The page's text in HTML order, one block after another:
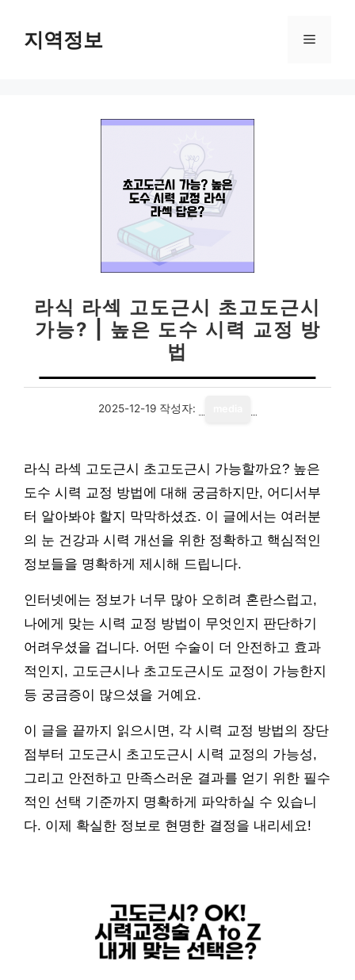
지역정보 메
라식 라섹 고도근시 초고도근시
가능? | 높은 도수 시력 교정 방
법
2025-12-19 작성자:
라식 라섹 고도근시 초고도근시 가능할까요? 높은
도수 시력 교정 방법에 대해 궁금하지만, 어디서부
터 알아봐야 할지 막막하셨죠. 이 글에서는 여러분
의 눈 건강과 시력 개선을 위한 정확하고 핵심적인
정보들을 명확하게 제시해 드립니다.
인터넷에는 정보가 너무 많아 오히려 혼란스럽고,
나에게 맞는 시력 교정 방법이 무엇인지 판단하기
어려우셨을 겁니다. 어떤 수술이 더 안전하고 효과
적인지, 고도근시나 초고도근시도 교정이 가능한지
등 궁금증이 많으셨을 거예요.
이 글을 끝까지 읽으시면, 각 시력 교정 방법의 장단
점부터 고도근시 초고도근시 시력 교정의 가능성,
그리고 안전하고 만족스러운 결과를 얻기 위한 필수
적인 선택 기준까지 명확하게 파악하실 수 있습니
다. 이제 확실한 정보로 현명한 결정을 내리세요!